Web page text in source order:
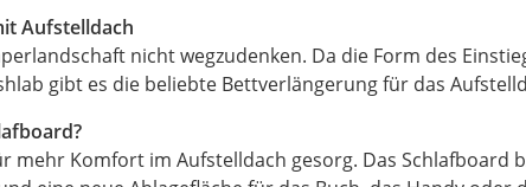
Aufstelldach
nicht wegzudenken. Da die Form des
gibt es die beliebte Bettverlängerung für das
mehr Komfort im Aufstelldach gesorg. Das